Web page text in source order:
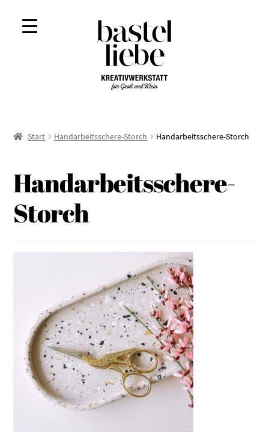
Zur
Navigation
springen
Zum
Inhalt
springen
Start Handarbeitsschere-Storch Handarbeitsschere-Storch
Handarbeitsschere-
Storch